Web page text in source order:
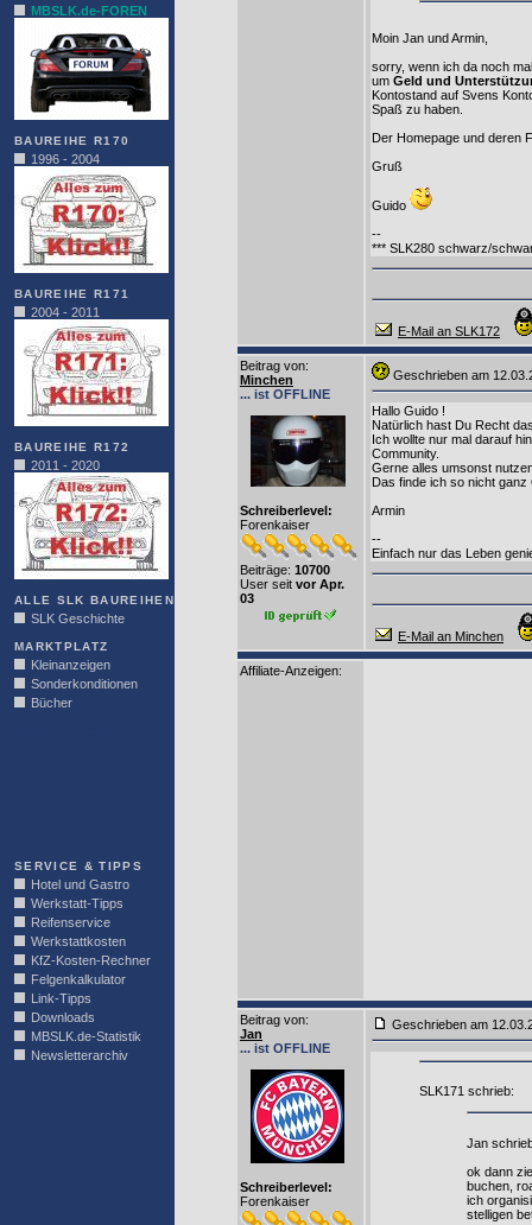
MBSLK.de-FOREN
BAUREIHE R170
1996 - 2004
BAUREIHE R171
2004 - 2011
BAUREIHE R172
2011 - 2020
ALLE SLK BAUREIHEN
SLK Geschichte
MARKTPLATZ
Kleinanzeigen
Sonderkonditionen
Bücher
SERVICE & TIPPS
Hotel und Gastro
Werkstatt-Tipps
Reifenservice
Werkstattkosten
KfZ-Kosten-Rechner
Felgenkalkulator
Link-Tipps
Downloads
MBSLK.de-Statistik
Newsletterarchiv
Moin Jan und Armin,
sorry, wenn ich da noch
um Geld und
Kontostand auf Svens
Spaß zu haben.
Der Homepage und deren
Gruß
Guido
--
*** SLK280 schwarz/
E-Mail an SLK172
Beitrag von:
Minchen
... ist OFFLINE
Schreiberlevel:
Forenkaiser
Beiträge: 10700
User seit vor Apr.
03
Geschrieben am
Hallo Guido !
Natürlich hast Du Recht
Ich wollte nur mal darauf
Community.
Gerne alles umsonst
Das finde ich so nicht ganz
Armin
--
Einfach nur das Leben
E-Mail an Minchen
Affiliate-Anzeigen:
Beitrag von:
Jan
... ist OFFLINE
Schreiberlevel:
Forenkaiser
Geschrieben am
SLK171 schrieb:
Jan
ok dann
buchen,
ich
stelligen